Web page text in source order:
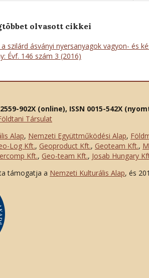
olvasott cikkei
szilárd ásványi nyersanyagok vagyon- és
Évf. 146 szám 3 (2016)
902X (online), ISSN 0015-542X
Társulat
Alap, Nemzeti Együttműködési Alap,
Log Kft., Geoproduct Kft., Geoteam Kft.,
Kft., Geo-team Kft., Josab Hungary
támogatja a Nemzeti Kulturális Alap, és